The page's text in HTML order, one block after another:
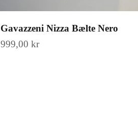
Gavazzeni Nizza Bælte Nero
Salgspris
999,00 kr